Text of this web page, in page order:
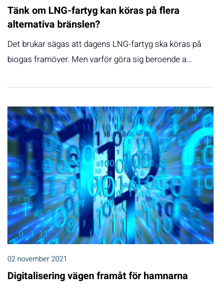
Tänk om LNG-fartyg kan köras på flera
alternativa bränslen?
Det brukar sägas att dagens LNG-fartyg ska köras på
biogas framöver. Men varför göra sig beroende a…
02 november 2021
Digitalisering vägen framåt för hamnarna